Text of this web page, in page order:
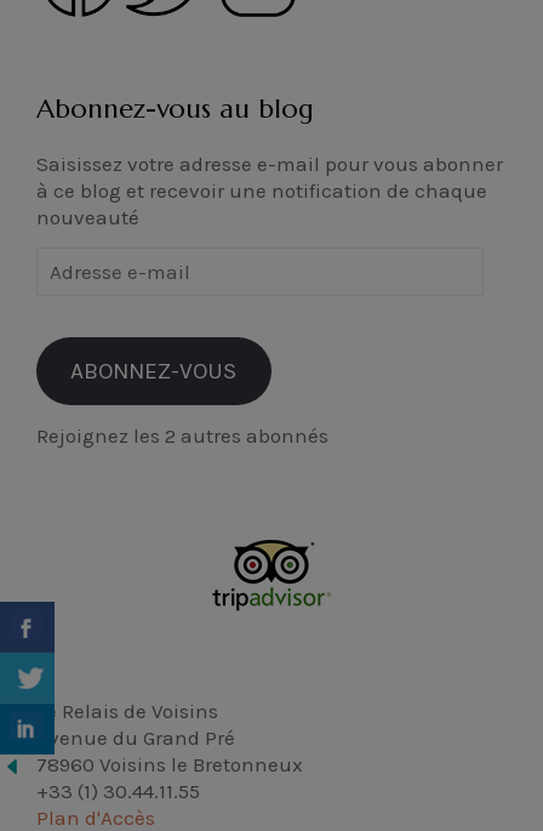
Abonnez-vous au blog
Saisissez votre adresse e-mail pour vous abonner
à ce blog et recevoir une notification de chaque
nouveauté
Adresse
e-
ABONNEZ-VOUS
Rejoignez les 2 autres abonnés
Le Relais de Voisins
Avenue du Grand Pré
78960 Voisins le Bretonneux
+33 (1) 30.44.11.55
Plan d'Accès